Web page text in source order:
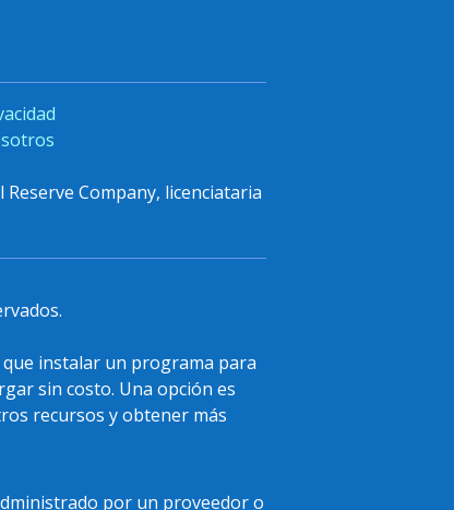
Company, licenciataria
instalar un programa para
sin costo. Una opción es
recursos y obtener más
por un proveedor o